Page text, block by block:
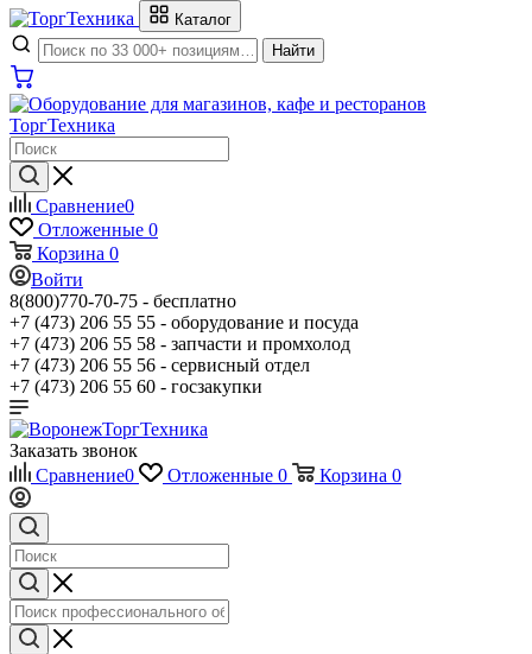
Каталог
Найти
Сравнение0
Отложенные 0
Корзина 0
Войти
8(800)770-70-75 - бесплатно
+7 (473) 206 55 55 - оборудование и посуда
+7 (473) 206 55 58 - запчасти и промхолод
+7 (473) 206 55 56 - сервисный отдел
+7 (473) 206 55 60 - госзакупки
Заказать звонок
Сравнение0 Отложенные 0 Корзина 0